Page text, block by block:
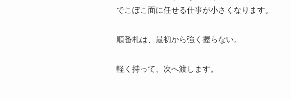
でこぼこ面に任せる仕事が小さくなります。
順番札は、最初から強く握らない。
軽く持って、次へ渡します。